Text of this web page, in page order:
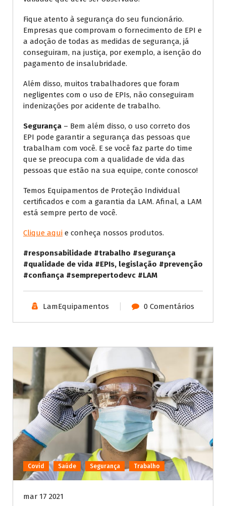
Fique atento à segurança do seu funcionário.
Empresas que comprovam o fornecimento de EPI e
a adoção de todas as medidas de segurança, já
conseguiram, na justiça, por exemplo, a isenção do
pagamento de insalubridade.
Além disso, muitos trabalhadores que foram
negligentes com o uso de EPIs, não conseguiram
indenizações por acidente de trabalho.
Segurança – Bem além disso, o uso correto dos
EPI pode garantir a segurança das pessoas que
trabalham com você. E se você faz parte do time
que se preocupa com a qualidade de vida das
pessoas que estão na sua equipe, conte conosco!
Temos Equipamentos de Proteção Individual
certificados e com a garantia da LAM. Afinal, a LAM
está sempre perto de você.
Clique aqui e conheça nossos produtos.
#responsabilidade #trabalho #segurança
#qualidade de vida #EPIs, legislação #prevenção
#confiança #semprepertodevc #LAM
LamEquipamentos 0 Comentários
Covid Saúde Segurança Trabalho
mar 17 2021